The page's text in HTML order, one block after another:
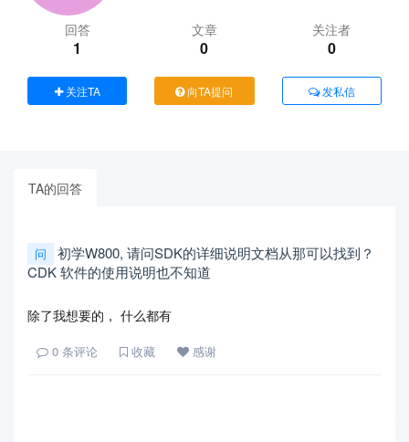
回答
1
文章
0
关注者
0
关注TA 向TA提问 发私信
TA的回答
问
初学W800, 请问SDK的详细说明文档从那可以找到？
CDK 软件的使用说明也不知道
除了我想要的， 什么都有
0 条评论 收藏 感谢